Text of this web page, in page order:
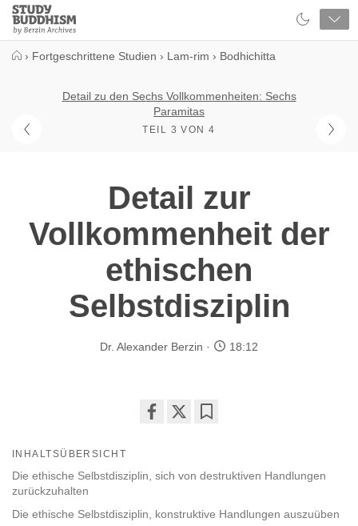
Close
Study
Buddhism
› Fortgeschrittene Studien › Lam-rim › Bodhichitta
Detail zu den Sechs Vollkommenheiten: Sechs
Paramitas
TEIL 3 VON 4
Detail zur
Vollkommenheit der
ethischen
Selbstdisziplin
Dr. Alexander Berzin 18:12
facebook
INHALTSÜBERSICHT
Die ethische Selbstdisziplin, sich von destruktiven Handlungen
zurückzuhalten
Die ethische Selbstdisziplin, konstruktive Handlungen auszuüben